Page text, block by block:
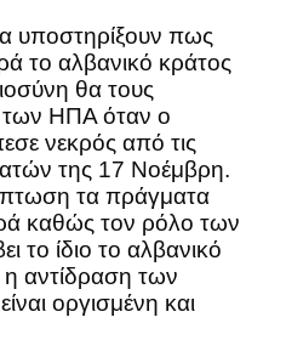
υποστηρίξουν πως
το αλβανικό κράτος
θα τους
των ΗΠΑ όταν ο
νεκρός από τις
της 17 Νοέμβρη.
τα πράγματα
καθώς τον ρόλο των
το ίδιο το αλβανικό
αντίδραση των
οργισμένη και